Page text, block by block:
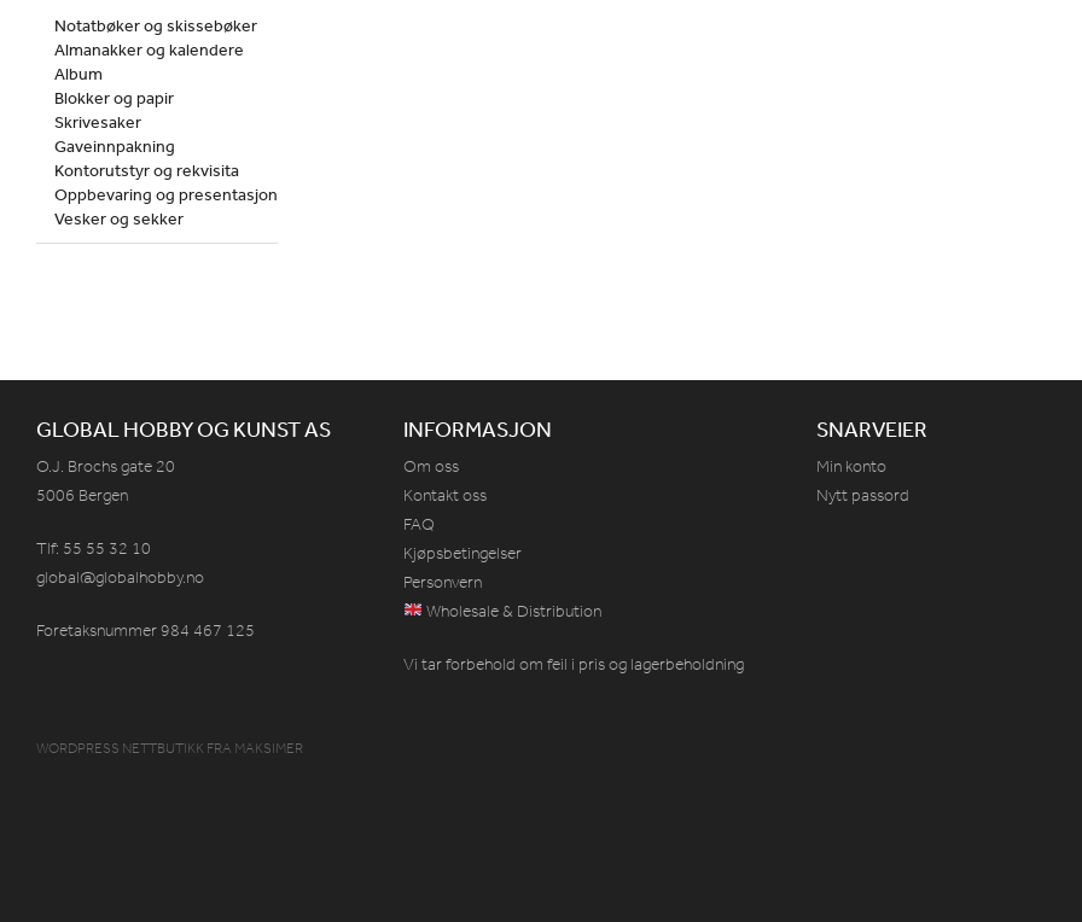
Notatbøker og skissebøker
Almanakker og kalendere
Album
Blokker og papir
Skrivesaker
Gaveinnpakning
Kontorutstyr og rekvisita
Oppbevaring og presentasjon
Vesker og sekker
GLOBAL HOBBY OG KUNST AS
O.J. Brochs gate 20
5006 Bergen
Tlf: 55 55 32 10
global@globalhobby.no
Foretaksnummer 984 467 125
INFORMASJON
Om oss
Kontakt oss
FAQ
Kjøpsbetingelser
Personvern
Wholesale & Distribution
Vi tar forbehold om feil i pris og lagerbeholdning
SNARVEIER
Min konto
Nytt passord
WORDPRESS NETTBUTIKK FRA MAKSIMER